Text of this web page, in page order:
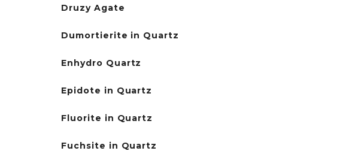
Druzy Agate
Dumortierite in Quartz
Enhydro Quartz
Epidote in Quartz
Fluorite in Quartz
Fuchsite in Quartz